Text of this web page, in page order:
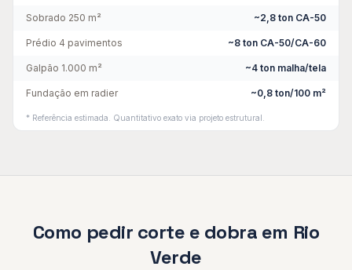
Sobrado 250 m² ~2,8 ton CA-50
Prédio 4 pavimentos ~8 ton CA-50/CA-60
Galpão 1.000 m² ~4 ton malha/tela
Fundação em radier ~0,8 ton/100 m²
* Referência estimada. Quantitativo exato via projeto estrutural.
Como pedir corte e dobra em Rio
Verde